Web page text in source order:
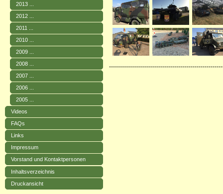
2013 ...
2012 ...
2011 ...
2010 ...
2009 ...
2008 ...
2007 ...
2006 ...
2005 ...
Videos
FAQs
Links
Impressum
Vorstand und Kontaktpersonen
Inhaltsverzeichnis
Druckansicht